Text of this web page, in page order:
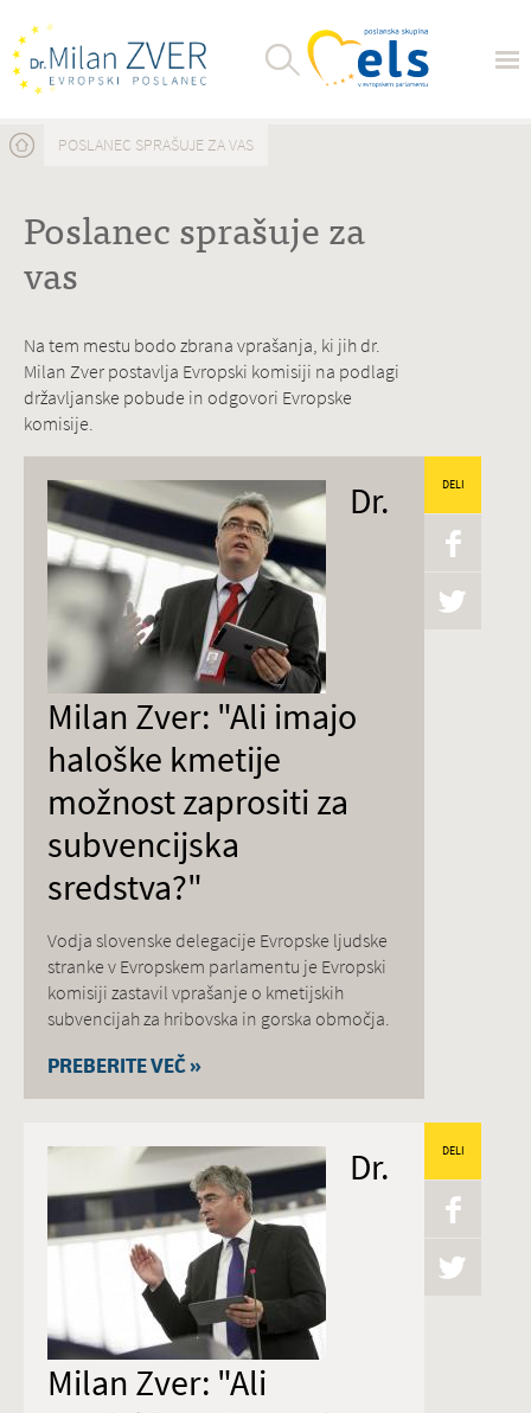
Nahajate se tukaj
POSLANEC SPRAŠUJE ZA VAS
Poslanec sprašuje za
vas
Na tem mestu bodo zbrana vprašanja, ki jih dr.
Milan Zver postavlja Evropski komisiji na podlagi
državljanske pobude in odgovori Evropske
komisije.
Dr.
Milan Zver: "Ali imajo
haloške kmetije
možnost zaprositi za
subvencijska
sredstva?"
Vodja slovenske delegacije Evropske ljudske
stranke v Evropskem parlamentu je Evropski
komisiji zastavil vprašanje o kmetijskih
subvencijah za hribovska in gorska območja.
PREBERITE VEČ »
DELI
Dr.
Milan Zver: "Ali
DELI